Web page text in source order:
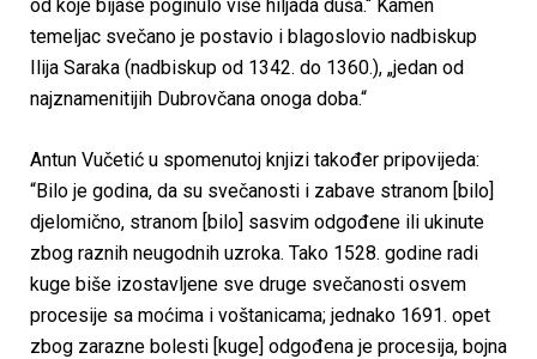
od koje bijaše poginulo više hiljada duša.“ Kamen
temeljac svečano je postavio i blagoslovio nadbiskup
Ilija Saraka (nadbiskup od 1342. do 1360.), „jedan od
najznamenitijih Dubrovčana onoga doba.“
Antun Vučetić u spomenutoj knjizi također pripovijeda:
“Bilo je godina, da su svečanosti i zabave stranom [bilo]
djelomično, stranom [bilo] sasvim odgođene ili ukinute
zbog raznih neugodnih uzroka. Tako 1528. godine radi
kuge biše izostavljene sve druge svečanosti osvem
procesije sa moćima i voštanicama; jednako 1691. opet
zbog zarazne bolesti [kuge] odgođena je procesija, bojna